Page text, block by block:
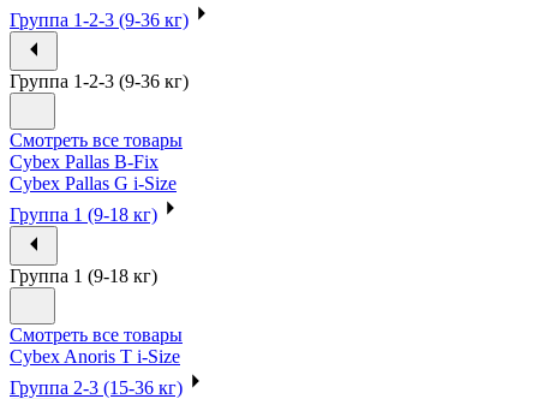
Группа 1-2-3 (9-36 кг)
Группа 1-2-3 (9-36 кг)
Смотреть все товары
Cybex Pallas B-Fix
Cybex Pallas G i-Size
Группа 1 (9-18 кг)
Группа 1 (9-18 кг)
Смотреть все товары
Cybex Anoris T i-Size
Группа 2-3 (15-36 кг)